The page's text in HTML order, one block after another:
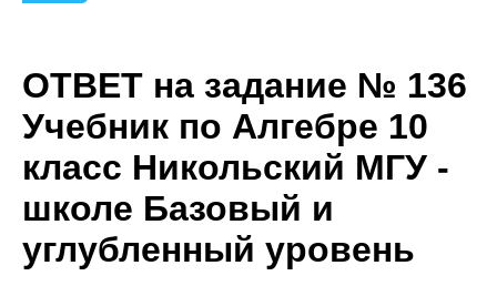
ОТВЕТ на задание № 136
Учебник по Алгебре 10
класс Никольский МГУ -
школе Базовый и
углубленный уровень